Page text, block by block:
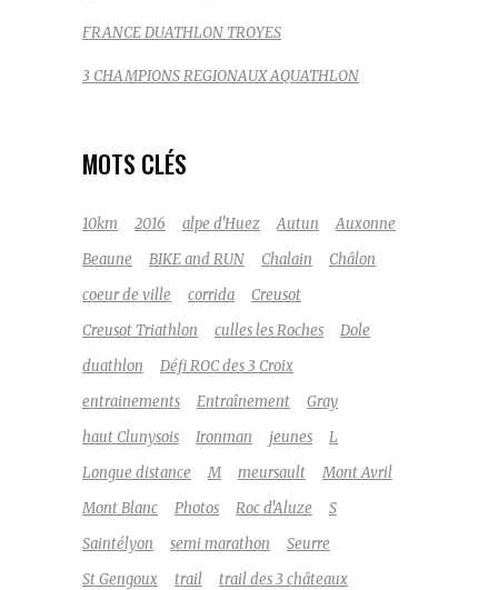
FRANCE DUATHLON TROYES
3 CHAMPIONS REGIONAUX AQUATHLON
MOTS CLÉS
10km 2016 alpe d'Huez Autun
Auxonne
Beaune
BIKE and RUN Chalain
Châlon
coeur de ville
corrida
Creusot
Creusot Triathlon
culles les Roches
Dole
duathlon
Défi ROC des 3 Croix
entrainements
Entraînement
Gray
haut Clunysois
Ironman jeunes
L
Longue distance
M meursault
Mont Avril
Mont Blanc
Photos Roc d'Aluze
S
Saintélyon
semi marathon
Seurre
St Gengoux
trail
trail des 3 châteaux